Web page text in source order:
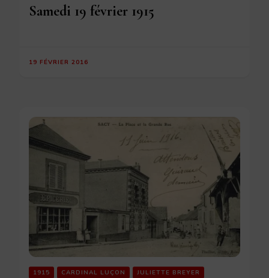
Samedi 19 février 1915
19 FÉVRIER 2016
1915 CARDINAL LUÇON JULIETTE BREYER